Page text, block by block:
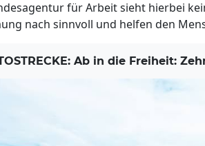
für Arbeit sieht hierbei
nach sinnvoll und helfen den
Ab in die Freiheit: